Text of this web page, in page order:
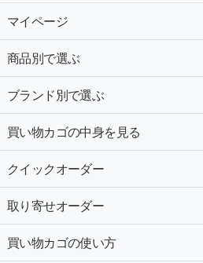
マイページ
商品別で選ぶ
ブランド別で選ぶ
買い物カゴの中身を見る
クイックオーダー
取り寄せオーダー
買い物カゴの使い方